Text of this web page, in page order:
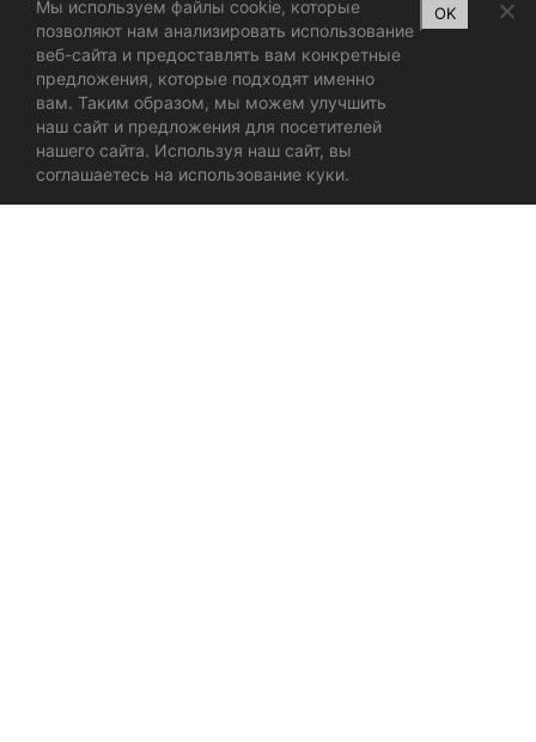
Мы используем файлы cookie, которые
позволяют нам анализировать использование
веб-сайта и предоставлять вам конкретные
предложения, которые подходят именно
вам. Таким образом, мы можем улучшить
наш сайт и предложения для посетителей
нашего сайта. Используя наш сайт, вы
соглашаетесь на использование куки.
OK